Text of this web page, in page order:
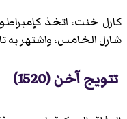
كارل خنت، اتخذ
شارل الخامس، واشتهر به
تتويج آخن (1520)